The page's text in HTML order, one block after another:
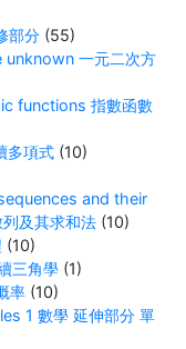
部分 (55)
一元二次方
functions 指數函數
多項式 (10)
and their
及其求和法 (10)
(10)
三角學 (1)
率 (10)
1 數學 延伸部分 單